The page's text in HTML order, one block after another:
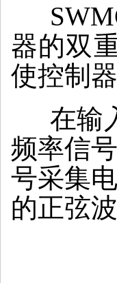
器的双
使控制
在输
频率信
号采集
的正弦